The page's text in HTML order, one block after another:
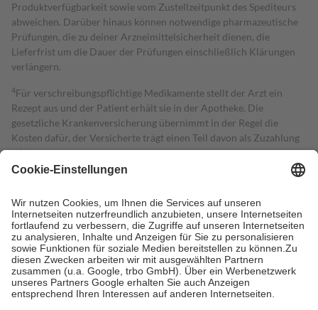
Produktverfügbarkeit sowie vom Zustellzeitpunkt des Spediteurs
abweichen. Darüber hinaus können notwendige pharmazeutische
Prüfungen, die zu deiner Arzneimittelsicherheit dienen, die
Lieferfrist um die Dauer der Prüfungen einschließlich Klärungen
verlängern.
4Für verschreibungspflichtige Medikamente stellt der Arzt ein
Rezept aus und der Patient erhält sie in der Apotheke. Die
gesetzliche Krankenversicherung übernimmt in der Regel die
Kosten dafür, der Versicherte trägt einen Teil davon als Zuzahlung
mit.
Grundsätzlich leisten Mitglieder Zuzahlungen in Höhe von zehn
höchstens zehn Euro.
Es sind jedoch nie mehr als die tatsächlichen
Kosten der Leistung zu entrichten.
Diese Regeln gelten grundsätzlich auch für Online-Apotheken.
Bei Heilmitteln und häuslicher Krankenpflege beträgt die
Zuzahlung zehn Prozent der Kosten sowie zehn Euro je
Verordnung.
Um das Engagement der Versicherten für ihre eigene Gesundheit zu
stärken und die besondere Stellung der Familie zu unterstützen,